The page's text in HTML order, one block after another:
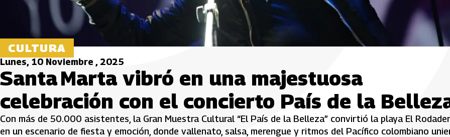
CULTURA
Lunes, 10 Noviembre , 2025
Santa Marta vibró en una majestuosa
celebración con el concierto País de la
Con más de 50.000 asistentes, la Gran Muestra Cultural “El País de la Belleza” convirtió la playa El
en un escenario de fiesta y emoción, donde vallenato, salsa, merengue y ritmos del Pacífico colombiano